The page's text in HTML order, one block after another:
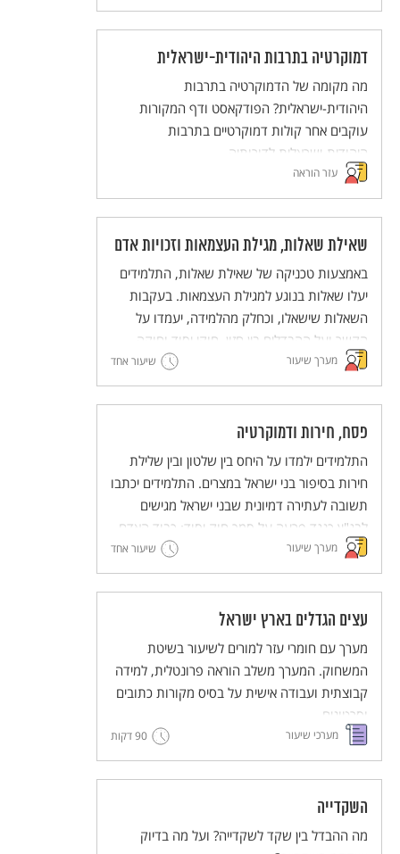
בדימויים. מתוך כך יעשירו התלמידים את הבנתם
לגבי חג השבועות.
דמוקרטיה בתרבות היהודית-ישראלית
מה מקומה של הדמוקרטיה בתרבות
היהודית-ישראלית? הפודקאסט ודף המקורות
עוקבים אחר קולות דמוקרטיים בתרבות
היהודית-ישראלית לדורותיה.
עזר הוראה
שאילת שאלות, מגילת העצמאות וזכויות אדם
באמצעות טכניקה של שאילת שאלות, התלמידים
יעלו שאלות בנוגע למגילת העצמאות. בעקבות
השאלות שישאלו, וכחלק מהלמידה, יעמדו על
הקשר ועל ההבדלים בין חזון, חוקי יסוד וחוקה.
אלה יובילו לחשיבה משותפת על כינון חברת
מופת.
מערך שיעור שיעור אחד
פסח, חירות ודמוקרטיה
התלמידים ילמדו על היחס בין שלטון ובין שלילת
חירות בסיפור בני ישראל במצרים. התלמידים יכתבו
תשובה לעתירה דמיונית שבני ישראל מגישים
לבג"ץ כנגד פרעה על סמך חוק יסוד: כבוד האדם
וחירותו.
המערך כולל עבודה במליאה, עבודה בקבוצות
וסיכום במליאה.
מערך שיעור שיעור אחד
עצים הגדלים בארץ ישראל
מערך עם חומרי עזר למורים לשיעור בשיטת
המשחוק. המערך משלב הוראה פרונטלית, למידה
קבוצתית ועבודה אישית על בסיס מקורות כתובים
וסרטונים.
מסדרת מערכי השיעור המדגימים שיטות הוראה
חדשניות והמלוות יחידות ללימוד עצמי של
השיטות הללו (פלפ"ל - פעילות פדגוגית לימודית
למורים).
מערכי שיעור 90 דקות
השקדייה
מה ההבדל בין שקד לשקדייה? ועל מה בדיוק